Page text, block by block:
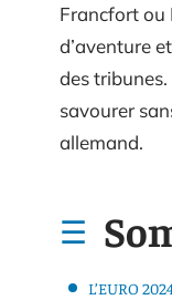
Francfort ou
d’aventure
des
savourer
allemand.
L’EURO